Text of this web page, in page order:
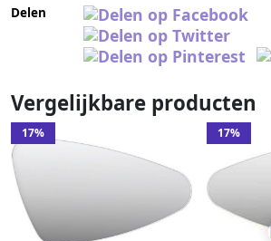
Delen
Vergelijkbare producten
17% 17%